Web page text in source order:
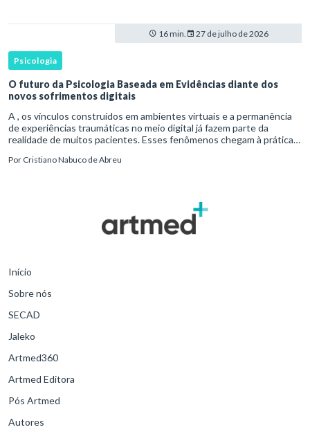
16 min. 27 de julho de 2026
Psicologia
O futuro da Psicologia Baseada em Evidências diante dos
novos sofrimentos digitais
A , os vínculos construídos em ambientes virtuais e a permanência
de experiências traumáticas no meio digital já fazem parte da
realidade de muitos pacientes. Esses fenômenos chegam à prática
Por Cristiano Nabuco de Abreu
Início
Sobre nós
SECAD
Jaleko
Artmed360
Artmed Editora
Pós Artmed
Autores